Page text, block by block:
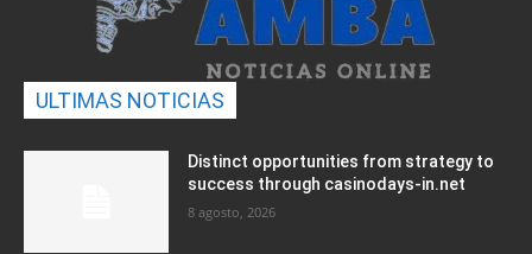
ULTIMAS NOTICIAS
Distinct opportunities from strategy to
success through casinodays-in.net
8 agosto, 2026